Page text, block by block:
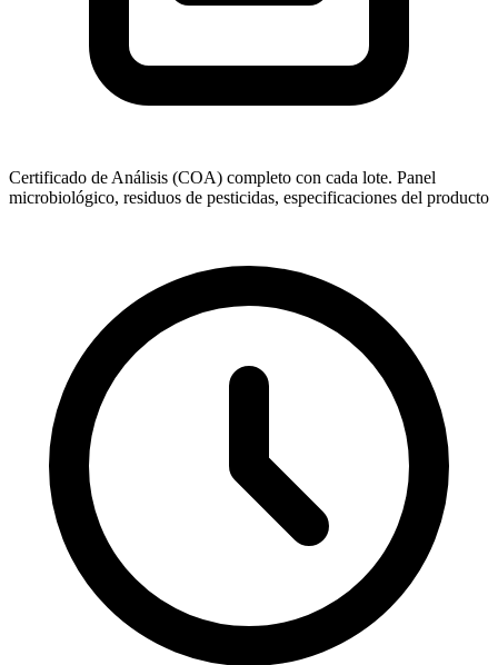
Certificado de Análisis (COA) completo con cada lote. Panel
microbiológico, residuos de pesticidas, especificaciones del producto